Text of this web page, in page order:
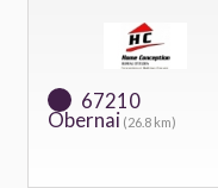
67210
Obernai (26.8 km)